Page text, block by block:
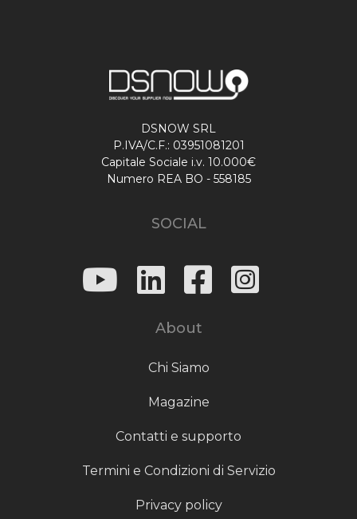
DSNOW SRL
P.IVA/C.F.: 03951081201
Capitale Sociale i.v. 10.000€
Numero REA BO - 558185
SOCIAL
About
Chi Siamo
Magazine
Contatti e supporto
Termini e Condizioni di Servizio
Privacy policy